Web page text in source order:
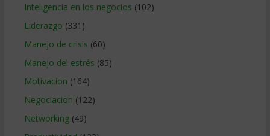
Inteligencia en los negocios (102)
Liderazgo (331)
Manejo de crisis (60)
Manejo del estrés (85)
Motivacion (164)
Negociacion (122)
Networking(49)